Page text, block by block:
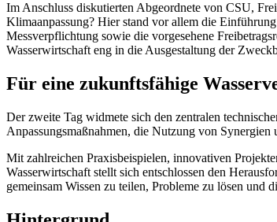
Im Anschluss diskutierten Abgeordnete von CSU,
Klimaanpassung? Hier stand vor allem die
Messverpflichtung sowie die vorgesehene
Wasserwirtschaft eng in die Ausgestaltung der
Für eine zukunftsfähige
Der zweite Tag widmete sich den zentralen
Anpassungsmaßnahmen, die Nutzung von Synergien
Mit zahlreichen Praxisbeispielen, innovativen
Wasserwirtschaft stellt sich entschlossen den
gemeinsam Wissen zu teilen, Probleme zu lösen und